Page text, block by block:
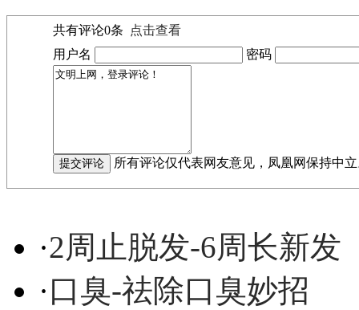
共有评论0条
点击查看
用户名
密码
所有评论仅代表网友意见，凤凰网保持中
·2周止脱发-6周长新发
·口臭-祛除口臭妙招